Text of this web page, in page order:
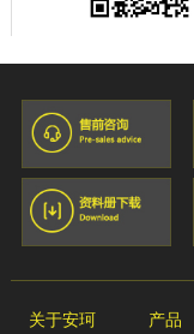
关于安珂 产品